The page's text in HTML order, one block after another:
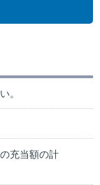
。
充当額の計